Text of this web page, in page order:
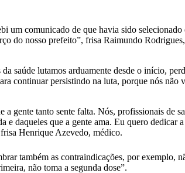
um comunicado de que havia sido
do nosso prefeito”, frisa Raimundo
saúde lutamos arduamente desde o início,
continuar persistindo na luta, porque nós não
gente tanto sente falta. Nós, profissionais de
e daqueles que a gente ama. Eu quero dedicar
frisa Henrique Azevedo, médico.
também as contraindicações, por exemplo,
não toma a segunda dose”.